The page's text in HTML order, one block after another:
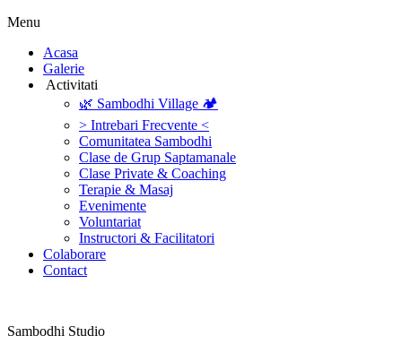
Menu
‎Acasa
Galerie
‎ ‎Activitati‎
🌿 Sambodhi Village 🏕️
> Intrebari Frecvente <
Comunitatea Sambodhi
Clase de Grup Saptamanale
Clase Private & Coaching
Terapie & Masaj
‎Evenimente
Voluntariat
‏‏‎Instructori & Facilitatori
Colaborare
Contact
Sambodhi Studio